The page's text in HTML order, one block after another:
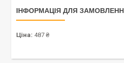
ІНФОРМАЦІЯ ДЛЯ
Ціна: 487 ₴